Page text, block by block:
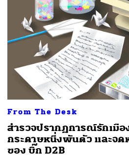
From The Desk
สำรวจปรากฏการณ์รักเมือ
กระดาษหนึ่งพันตัว และจด
ของ บิ๊ก D2B